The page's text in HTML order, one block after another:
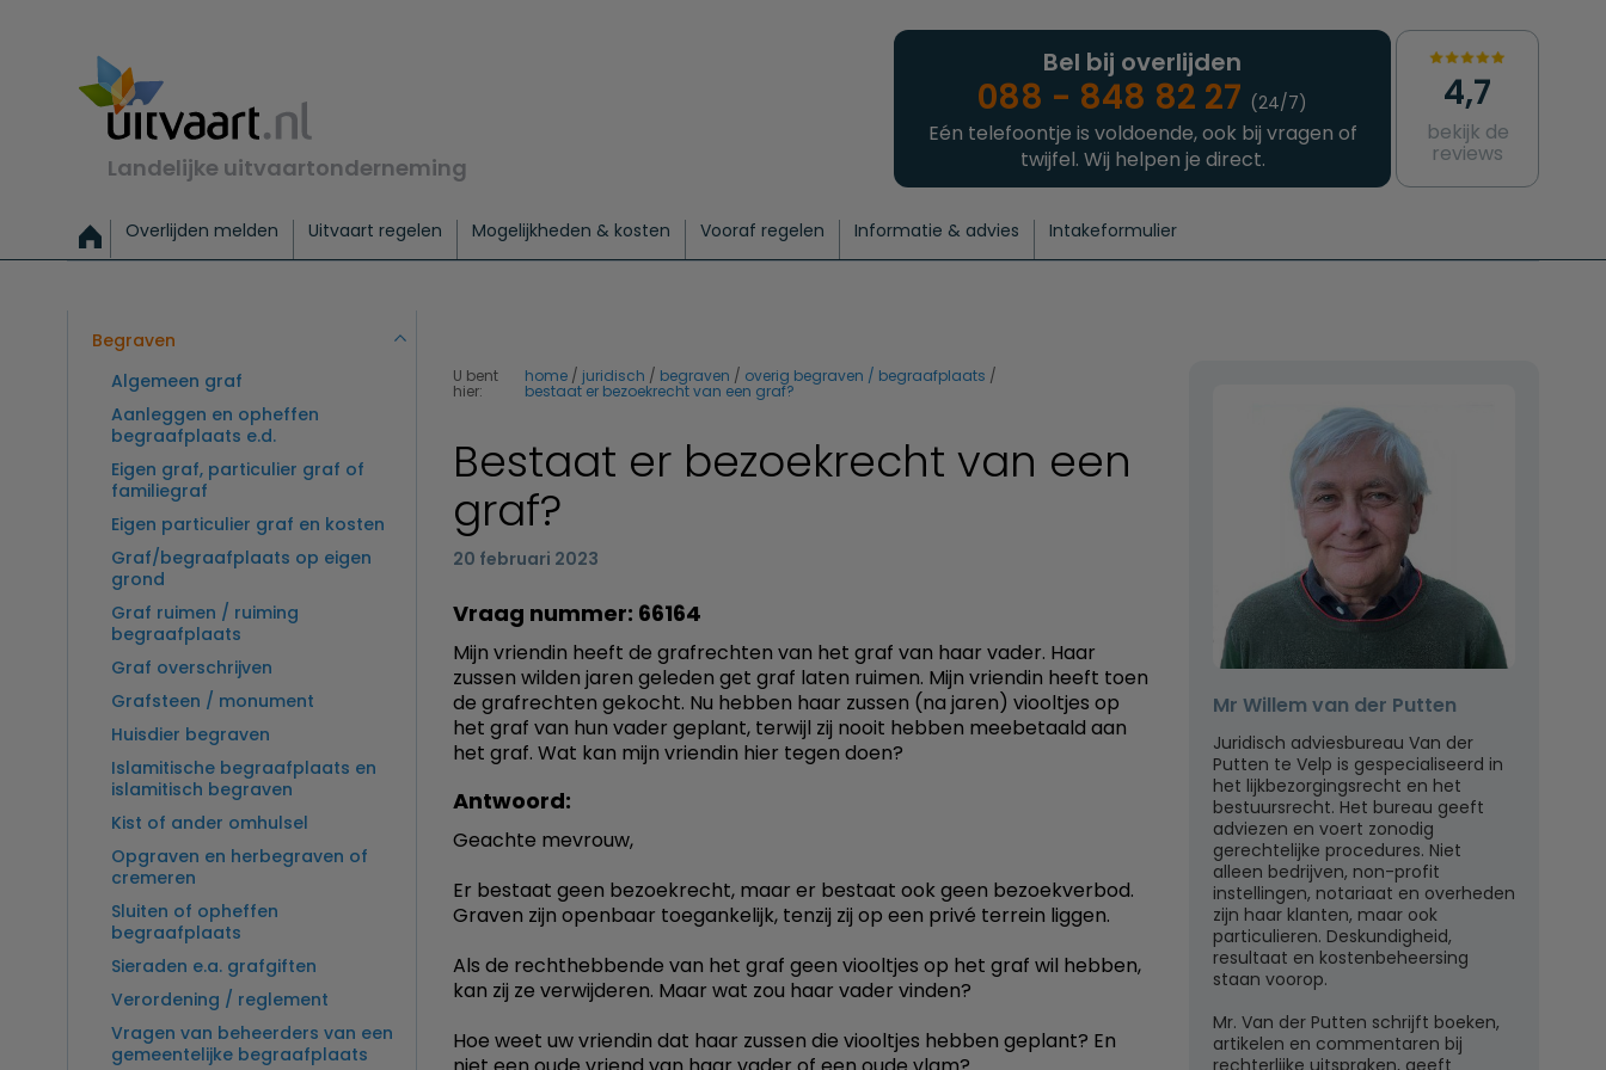
Landelijke uitvaartonderneming
Bel bij overlijden
088 - 848 82 27 (24/7)
Eén telefoontje is voldoende, ook bij vragen of
twijfel. Wij helpen je direct.
4,7
bekijk de
reviews
Overlijden melden Uitvaart regelen Mogelijkheden & kosten
Exclusieve uitvaart Begrafenis Basis
Vooraf regelen Informatie & advies Intakeformulier
Begraven
Algemeen graf
Aanleggen en opheffen
begraafplaats e.d.
Eigen graf, particulier graf of
familiegraf
Eigen particulier graf en kosten
Graf/begraafplaats op eigen
grond
Graf ruimen / ruiming
begraafplaats
Graf overschrijven
Grafsteen / monument
Huisdier begraven
Islamitische begraafplaats en
islamitisch begraven
Kist of ander omhulsel
Opgraven en herbegraven of
cremeren
Sluiten of opheffen
begraafplaats
Sieraden e.a. grafgiften
Verordening / reglement
Vragen van beheerders van een
gemeentelijke begraafplaats
U bent
hier:
home juridisch begraven overig begraven / begraafplaats
bestaat er bezoekrecht van een graf?
Bestaat er bezoekrecht van een
graf?
20 februari 2023
Vraag nummer: 66164
Mijn vriendin heeft de grafrechten van het graf van haar vader. Haar
zussen wilden jaren geleden get graf laten ruimen. Mijn vriendin heeft toen
de grafrechten gekocht. Nu hebben haar zussen (na jaren) viooltjes op
het graf van hun vader geplant, terwijl zij nooit hebben meebetaald aan
het graf. Wat kan mijn vriendin hier tegen doen?
Antwoord:
Geachte mevrouw,
Er bestaat geen bezoekrecht, maar er bestaat ook geen bezoekverbod.
Graven zijn openbaar toegankelijk, tenzij zij op een privé terrein liggen.
Als de rechthebbende van het graf geen viooltjes op het graf wil hebben,
kan zij ze verwijderen. Maar wat zou haar vader vinden?
Hoe weet uw vriendin dat haar zussen die viooltjes hebben geplant? En
Mr Willem van der Putten
Juridisch adviesbureau Van der
Putten te Velp is gespecialiseerd in
het lijkbezorgingsrecht en het
bestuursrecht. Het bureau geeft
adviezen en voert zonodig
gerechtelijke procedures. Niet
alleen bedrijven, non-profit
instellingen, notariaat en overheden
zijn haar klanten, maar ook
particulieren. Deskundigheid,
resultaat en kostenbeheersing
staan voorop.
Mr. Van der Putten schrijft boeken,
artikelen en commentaren bij